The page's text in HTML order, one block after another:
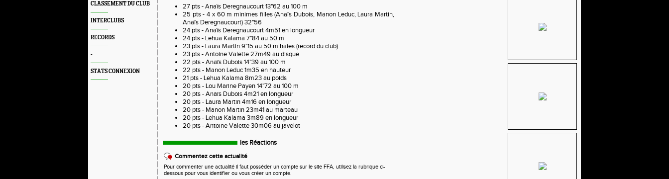
CLASSEMENT DU CLUB
INTERCLUBS
RECORDS
-
STATS CONNEXION
27 pts - Anaïs Deregnaucourt 13"62 au 100 m
25 pts - 4 x 60 m minimes filles (Anaïs Dubois, Manon Leduc, Laura Martin,
Anaïs Deregnaucourt) 32"56
24 pts - Anaïs Deregnaucourt 4m51 en longueur
24 pts - Lehua Kalama 7"84 au 50 m
23 pts - Laura Martin 9"15 au 50 m haies (record du club)
23 pts - Antoine Valette 27m49 au disque
22 pts - Anaïs Dubois 14"39 au 100 m
22 pts - Manon Leduc 1m35 en hauteur
21 pts - Lehua Kalama 8m23 au poids
20 pts - Lou Marine Payen 14"72 au 100 m
20 pts - Anaïs Dubois 4m21 en longueur
20 pts - Laura Martin 4m16 en longueur
20 pts - Manon Martin 23m41 au marteau
20 pts - Lehua Kalama 3m89 en longueur
20 pts - Antoine Valette 30m06 au javelot
les Réactions
Commentez cette actualité
Pour commenter une actualité il faut posséder un compte sur le site FFA, utilisez la rubrique ci-
dessous pour vous identifier ou vous créer un compte.